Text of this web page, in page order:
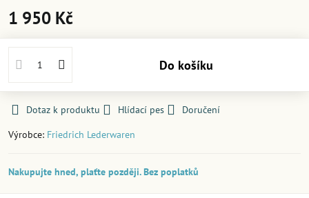
1 950 Kč
Do košíku
Dotaz k produktu Hlídací pes
Doručení
Výrobce: Friedrich Lederwaren
Nakupujte hned, plaťte později. Bez poplatků